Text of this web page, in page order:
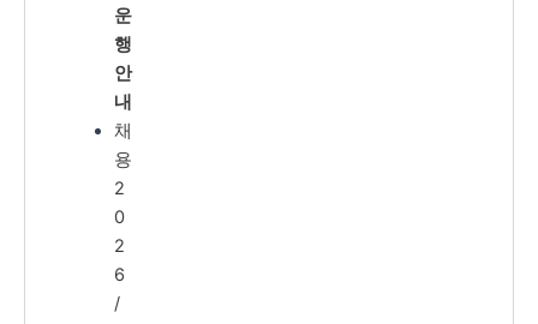
운
행
안
내
채
용
2
0
2
6
/